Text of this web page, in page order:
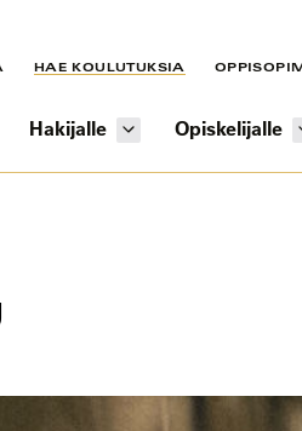
HAE KOULUTUKSIA
Hakijalle Opiskelijalle